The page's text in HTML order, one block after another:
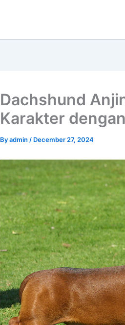
Dachshund
Karakter
Byadmin / December 27, 2024